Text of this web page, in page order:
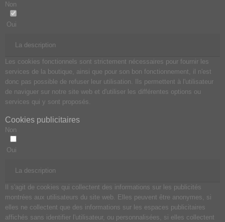
Non
Oui
La description
Les cookies fonctionnels sont strictement nécessaires pour fournir les
services de la boutique, ainsi que pour son bon fonctionnement, il n'est
donc pas possible de refuser leur utilisation. Ils permettent à l'utilisateur
de naviguer sur notre site web et d'utiliser les différentes options ou
services qui y sont proposés.
Cookies publicitaires
Non
Oui
La description
Il s'agit de cookies qui collectent des informations sur les publicités
montrées aux utilisateurs du site web. Elles peuvent être anonymes, si
elles ne collectent que des informations sur les espaces publicitaires
affichés sans identifier l'utilisateur, ou personnalisées, si elles collectent